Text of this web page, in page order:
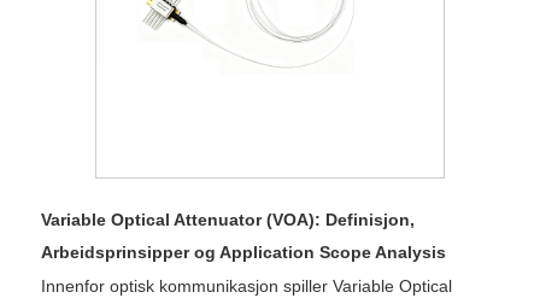
Variable Optical Attenuator (VOA): Definisjon,
Arbeidsprinsipper og Application Scope Analysis
Innenfor optisk kommunikasjon spiller Variable Optical